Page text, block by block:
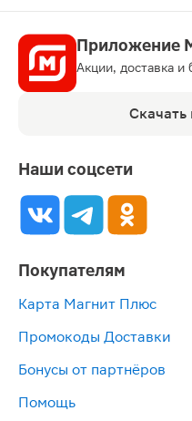
Приложение
Акции, доставка и
Наши соцсети
Покупателям
Карта Магнит Плюс
Промокоды Доставки
Бонусы от партнёров
Помощь